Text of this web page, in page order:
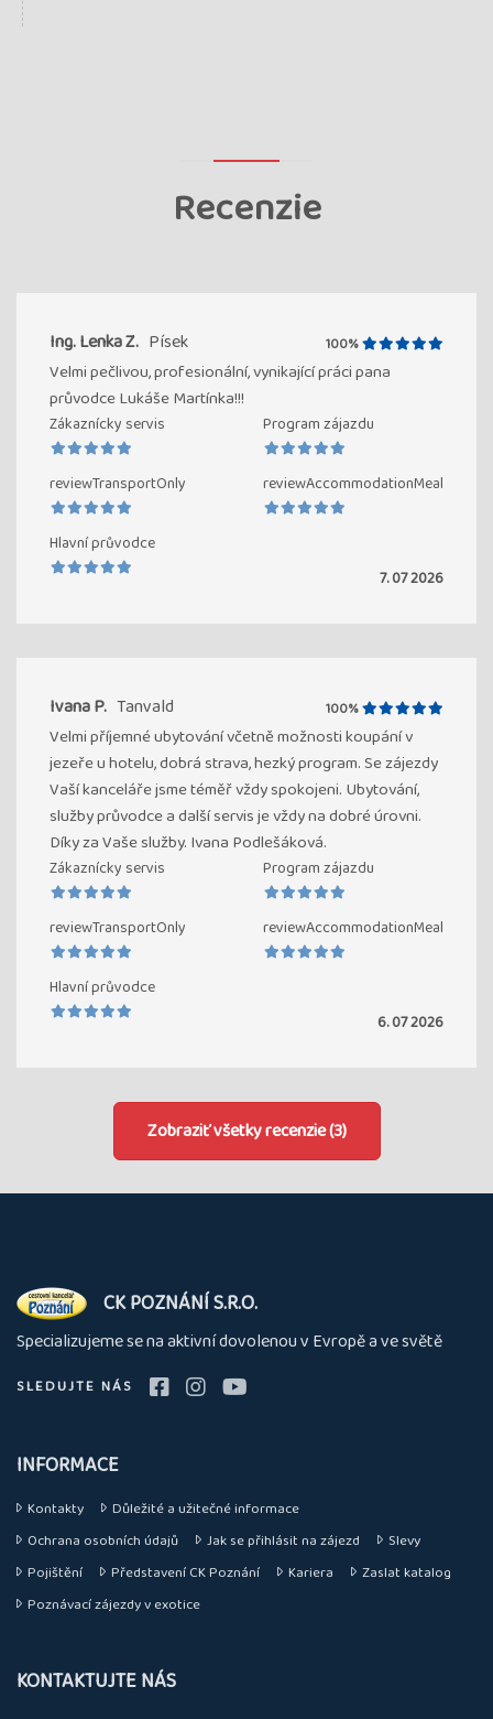
Recenzie
Ing. Lenka Z. Písek 100%
Velmi pečlivou, profesionální, vynikající práci pana
průvodce Lukáše Martínka!!!
Zákaznícky servis Program zájazdu
reviewTransportOnly reviewAccommodationMeal
Hlavní průvodce
7. 07 2026
Ivana P. Tanvald 100%
Velmi příjemné ubytování včetně možnosti koupání v
jezeře u hotelu, dobrá strava, hezký program. Se zájezdy
Vaší kanceláře jsme téměř vždy spokojeni. Ubytování,
služby průvodce a další servis je vždy na dobré úrovni.
Díky za Vaše služby. Ivana Podlešáková.
Zákaznícky servis Program zájazdu
reviewTransportOnly reviewAccommodationMeal
Hlavní průvodce
6. 07 2026
Zobraziť všetky recenzie (3)
O
nás
CK POZNÁNÍ S.R.O.
Specializujeme se na aktivní dovolenou v Evropě a ve světě
SLEDUJTE NÁS
INFORMACE
Kontakty
Důležité a užitečné informace
Ochrana osobních údajů
Jak se přihlásit na zájezd
Slevy
Pojištění
Představení CK Poznání Kariera
Zaslat katalog
Poznávací zájezdy v exotice
KONTAKTUJTE NÁS